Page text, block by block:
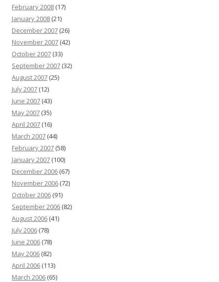
February 2008 (17)
January 2008 (21)
December 2007 (26)
November 2007 (42)
October 2007 (33)
September 2007 (32)
August 2007 (25)
July 2007 (12)
June 2007 (43)
May 2007 (35)
April 2007 (16)
March 2007 (44)
February 2007 (58)
January 2007 (100)
December 2006 (67)
November 2006 (72)
October 2006 (91)
September 2006 (82)
August 2006 (41)
July 2006 (78)
June 2006 (78)
May 2006 (82)
April 2006 (113)
March 2006 (65)